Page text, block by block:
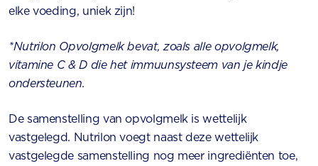
elke voeding, uniek zijn!
*Nutrilon Opvolgmelk bevat, zoals alle opvolgmelk,
vitamine C & D die het immuunsysteem van je kindje
ondersteunen.
De samenstelling van opvolgmelk is wettelijk
vastgelegd. Nutrilon voegt naast deze wettelijk
vastgelegde samenstelling nog meer ingrediënten toe,